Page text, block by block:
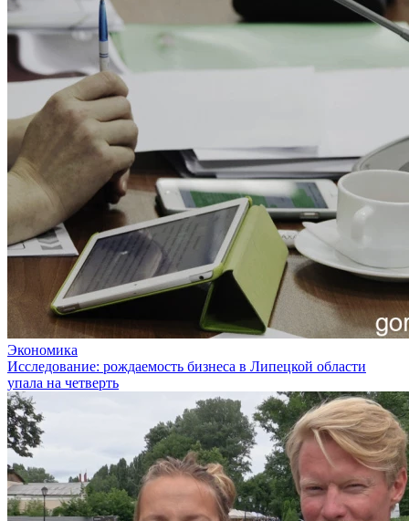
Экономика
Исследование: рождаемость бизнеса в Липецкой области
упала на четверть